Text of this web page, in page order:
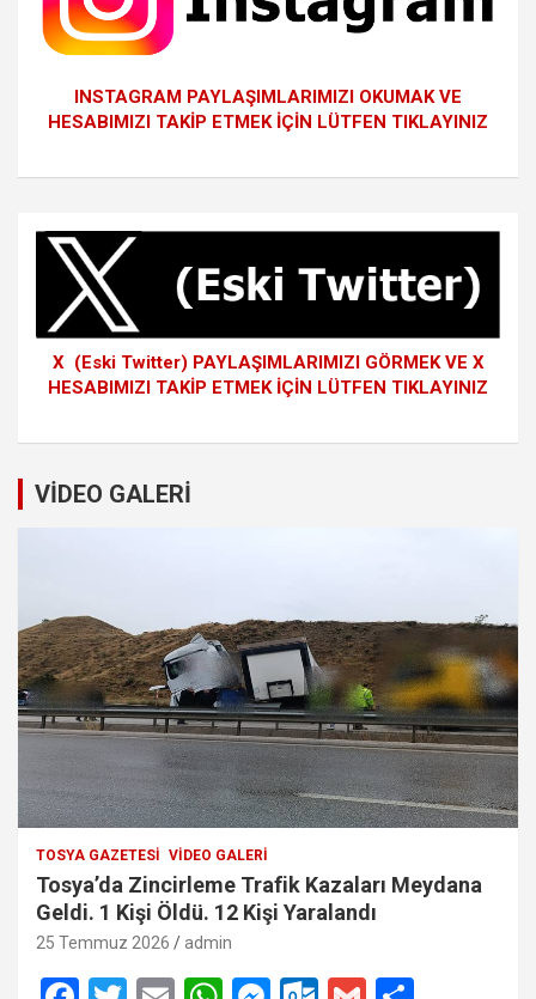
INSTAGRAM PAYLAŞIMLARIMIZI OKUMAK VE
HESABIMIZI TAKİP ETMEK İÇİN LÜTFEN TIKLAYINIZ
X (Eski Twitter) PAYLAŞIMLARIMIZI GÖRMEK VE X
HESABIMIZI TAKİP ETMEK İÇİN LÜTFEN TIKLAYINIZ
VİDEO GALERİ
TOSYA GAZETESI VIDEO GALERI
Tosya’da Zincirleme Trafik Kazaları Meydana
Geldi. 1 Kişi Öldü. 12 Kişi Yaralandı
25 Temmuz 2026 admin